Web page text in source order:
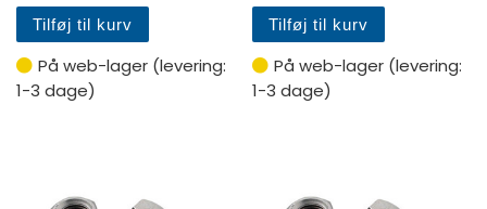
Tilføj til kurv
På web-lager (levering:
1-3 dage)
Tilføj til kurv
På web-lager (levering:
1-3 dage)